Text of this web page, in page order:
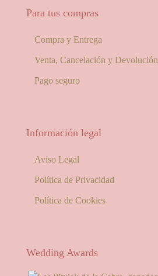
Para tus compras
Compra y Entrega
Venta, Cancelación y Devolución
Pago seguro
Información legal
Aviso Legal
Política de Privacidad
Política de Cookies
Wedding Awards